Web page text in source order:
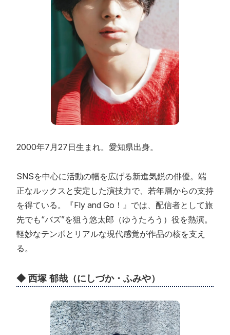
2000年7月27日生まれ。愛知県出身。
SNSを中心に活動の幅を広げる新進気鋭の俳優。端
正なルックスと安定した演技力で、若年層からの支持
を得ている。『Fly and Go！』では、配信者として旅
先でも“バズ”を狙う悠太郎（ゆうたろう）役を熱演。
軽妙なテンポとリアルな現代感覚が作品の核を支え
る。
◆ 西塚 郁哉（にしづか・ふみや）